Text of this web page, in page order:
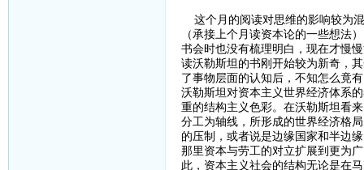
这个月的阅读对思维的影响较为
（承接上个月读资本论的一些想法
书会时也没有梳理明白，现在才慢
读沃勒斯坦的书刚开始较为新奇，
了事物层面的认知后，不知怎么竟
沃勒斯坦对资本主义世界经济体系
重的结构主义色彩。在沃勒斯坦看
分工为轴线，所形成的世界经济格
的压制，或者说是边缘国家和半边
那里资本与劳工的对立扩展到更为
此，资本主义社会的结构无论是在